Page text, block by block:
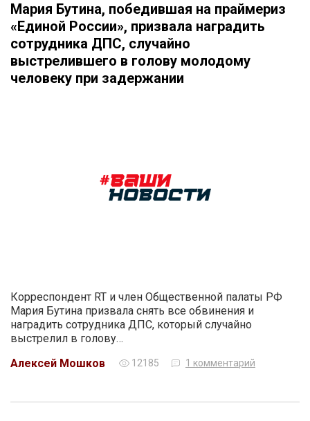
Мария Бутина, победившая на праймериз
«Единой России», призвала наградить
сотрудника ДПС, случайно
выстрелившего в голову молодому
человеку при задержании
Корреспондент RT и член Общественной палаты РФ
Мария Бутина призвала снять все обвинения и
наградить сотрудника ДПС, который случайно
выстрелил в голову…
Алексей Мошков
12185 1 комментарий